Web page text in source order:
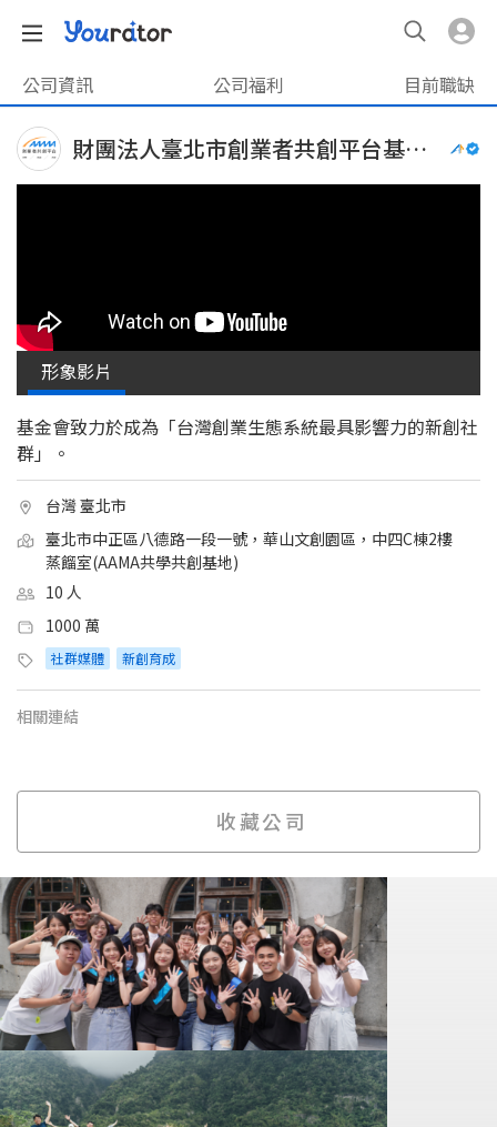
公司資訊 公司福利 目前職缺
財團法人臺北市創業者共創平台​基金會
形象影片
基金會致力於成為「台灣創業生態系統最具影響力的新創社
群」。
台灣 臺北市
臺北市中正區八德路一段一號，華山文創園區，中四C棟2樓
蒸餾室(AAMA共學共創基地)
10 人
1000 萬
社群媒體 新創育成
相關連結
收藏公司